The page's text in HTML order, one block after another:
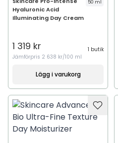
Hyaluronic Acid
Illuminating Day Cream
50 ml
1 319 kr
1 butik
Jämförpris 2 638 kr/100 ml
Lägg i varukorg